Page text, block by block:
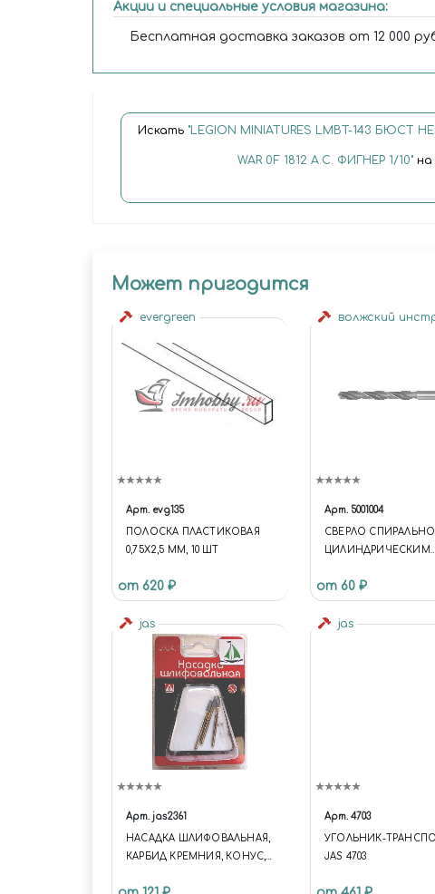
Акции и специальные условия магазина:
Бесплатная доставка заказов от 12 000
Искать "LEGION MINIATURES LMBT-143 БЮСТ
WAR 0F 1812 А.С. ФИГНЕР 1/10" на
Может пригодится
evergreen
Арт. evg135
ПОЛОСКА ПЛАСТИКОВАЯ
0,75Х2,5 ММ, 10 ШТ
от 620 ₽
волжский
Арт. 5001004
СВЕРЛО
ЦИЛИНДРИЧЕСКИМ
от 60 ₽
jas
Арт. jas2361
НАСАДКА ШЛИФОВАЛЬНАЯ,
КАРБИД КРЕМНИЯ, КОНУС, 3
jas
Арт. 4703
УГОЛЬНИК-
JAS 4703